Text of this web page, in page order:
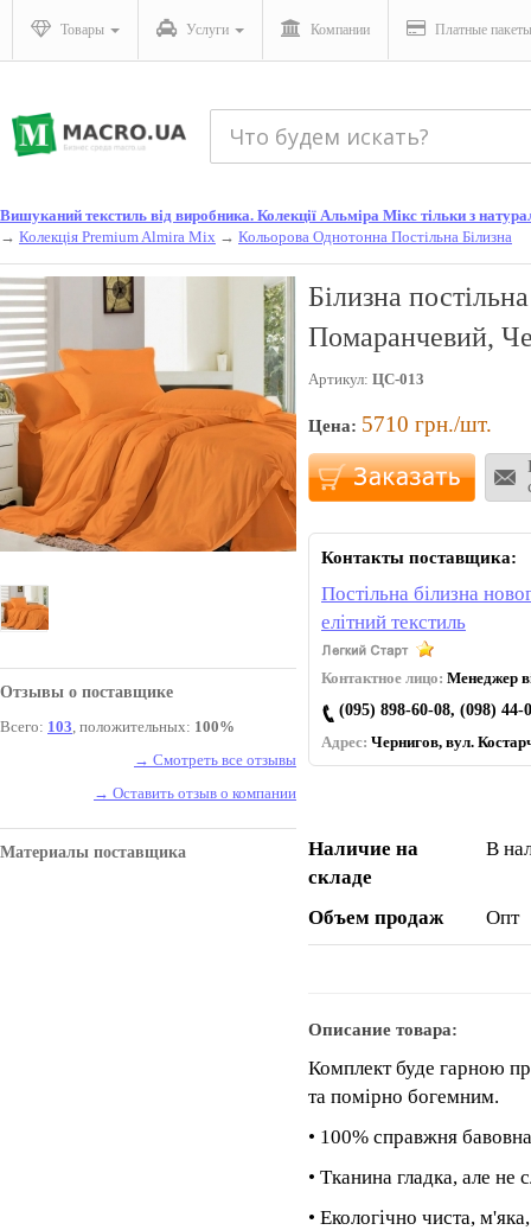
Товары Услуги Компании Платные пакеты
Вишуканий текстиль від виробника. Колекції Альміра Мікс тільки з
→ Колекція Premium Almira Mix → Кольорова Однотонна Постільна Білизна
Отзывы о поставщике
Всего: 103, положительных: 100%
→ Смотреть все отзывы
→ Оставить отзыв о компании
Материалы поставщика
Білизна
Помаранчевий,
Артикул: ЦС-013
Цена: 5710 грн./шт.
Контакты поставщика:
Постільна білизна
елітний текстиль
Контактное лицо: Менеджер
(095) 898-60-08, (098) 44-
Адрес: Чернигов, вул.
Наличие на
складе
В
Объем продаж Опт
Описание товара:
Комплект буде гарною
та помірно богемним.
• 100% справжня
• Тканина гладка, але не
• Екологічно чиста,